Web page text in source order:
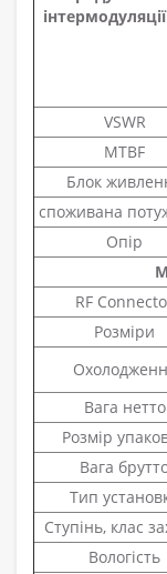
інтермодуляції
VSWR
MTBF
Блок
споживана
Опір
RF
Розміри
Вага нетто
Розмір
Вага
Тип
Ступінь, клас
Вологість